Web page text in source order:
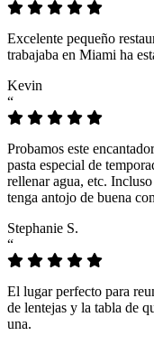
Excelente pequeño
trabajaba en Miami ha
Kevin
“
Probamos este
pasta especial de
rellenar agua, etc.
tenga antojo de buena
Stephanie S.
“
El lugar perfecto para
de lentejas y la tabla de
una.